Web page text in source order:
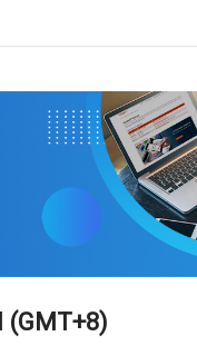
(GMT+8)